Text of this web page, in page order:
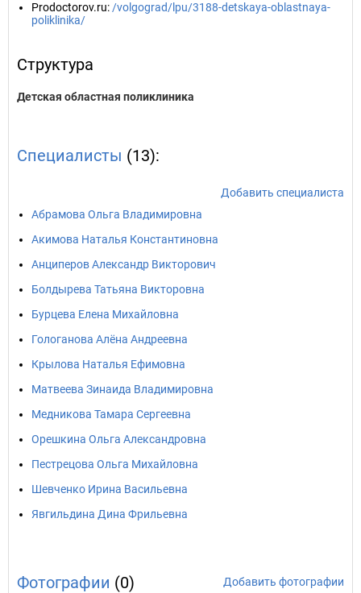
Prodoctorov.ru: /volgograd/lpu/3188-detskaya-oblastnaya-
poliklinika/
Структура
Детская областная поликлиника
Специалисты (13):
Добавить специалиста
Абрамова Ольга Владимировна
Акимова Наталья Константиновна
Анциперов Александр Викторович
Болдырева Татьяна Викторовна
Бурцева Елена Михайловна
Гологанова Алёна Андреевна
Крылова Наталья Ефимовна
Матвеева Зинаида Владимировна
Медникова Тамара Сергеевна
Орешкина Ольга Александровна
Пестрецова Ольга Михайловна
Шевченко Ирина Васильевна
Явгильдина Дина Фрильевна
Фотографии (0) Добавить фотографии